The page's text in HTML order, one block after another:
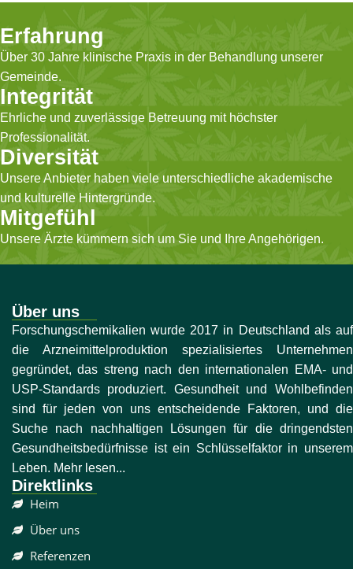
Erfahrung
Über 30 Jahre klinische Praxis in der Behandlung unserer
Gemeinde.
Integrität
Ehrliche und zuverlässige Betreuung mit höchster
Professionalität.
Diversität
Unsere Anbieter haben viele unterschiedliche akademische
und kulturelle Hintergründe.
Mitgefühl
Unsere Ärzte kümmern sich um Sie und Ihre Angehörigen.
Über uns
Forschungschemikalien wurde 2017 in Deutschland als auf
die Arzneimittelproduktion spezialisiertes Unternehmen
gegründet, das streng nach den internationalen EMA- und
USP-Standards produziert. Gesundheit und Wohlbefinden
sind für jeden von uns entscheidende Faktoren, und die
Suche nach nachhaltigen Lösungen für die dringendsten
Gesundheitsbedürfnisse ist ein Schlüsselfaktor in unserem
Leben. Mehr lesen...
Direktlinks
Heim
Über uns
Referenzen